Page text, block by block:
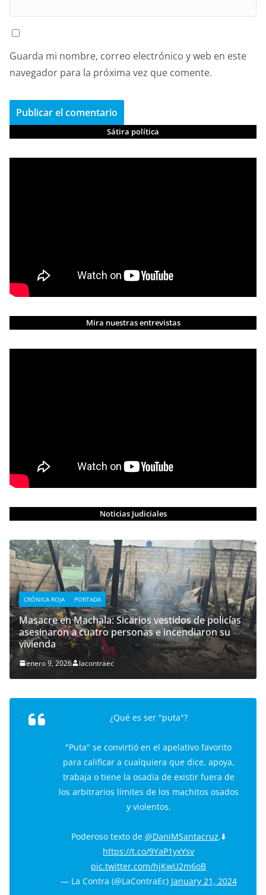
Guarda mi nombre, correo electrónico y web en este
navegador para la próxima vez que comente.
Sátira política
Mira nuestras entrevistas
Noticias Judiciales
CRÓNICA ROJA PORTADA
Masacre en Machala: Sicarios vestidos de policías
asesinaron a cuatro personas e incendiaron su
vivienda
enero 9, 2026 lacontraec
¿Qué es ser "puta"?
"Puta" se convirtió en el apelativo favorito
para calificar a cualquiera que dice, apoya,
trabaja o tiene la osadía de existir fuera de
los arbitrarios límites de los machitos osados
y violentos.
Poderoso texto de @DaniMSantacruz.⬇️
https://t.co/9YaP1yxYsv
pic.twitter.com/hjKwU2m6oB
— La Contra (@LaContraEc) January 21, 2024